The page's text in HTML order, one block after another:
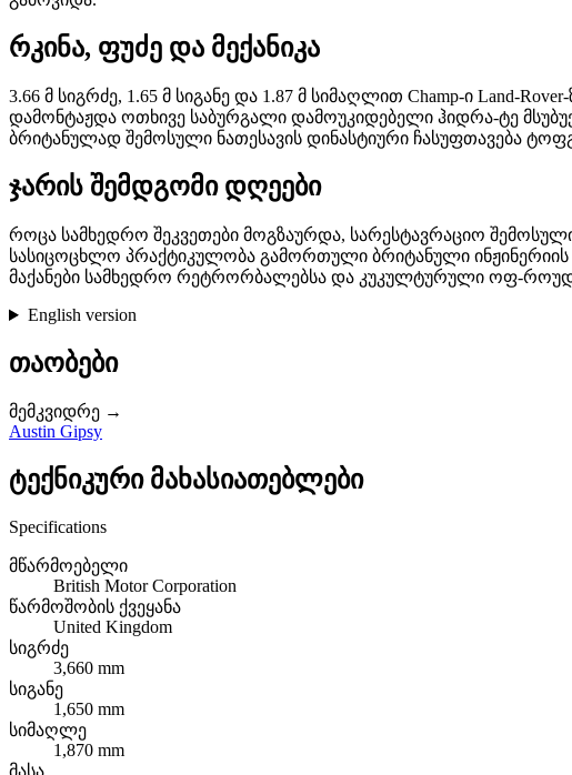
რკინა, ფუძე და მექანიკა
3.66 მ სიგრძე, 1.65 მ სიგანე და 1.87 მ სიმაღლით Champ-ი Land-
დამონტაჟდა ოთხივე საბურგალი დამოუკიდებელი ჰიდრა-ტე
ბრიტანულად შემოსული ნათესავის დინასტიური ჩასუფთავება
ჯარის შემდგომი დღეები
როცა სამხედრო შეკვეთები მოგზაურდა, სარესტავრაციო შემოსული
სასიცოცხლო პრაქტიკულობა გამორთული ბრიტანული
მაქანები სამხედრო რეტრორბალებსა და კუკულტურული ოფ-
English version
თაობები
მემკვიდრე →
Austin Gipsy
ტექნიკური მახასიათებლები
Specifications
მწარმოებელი
British Motor Corporation
წარმოშობის ქვეყანა
United Kingdom
სიგრძე
3,660 mm
სიგანე
1,650 mm
სიმაღლე
1,870 mm
მასა